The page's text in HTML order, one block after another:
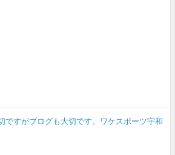
ですがブログも大切です。ワケスポーツ宇和